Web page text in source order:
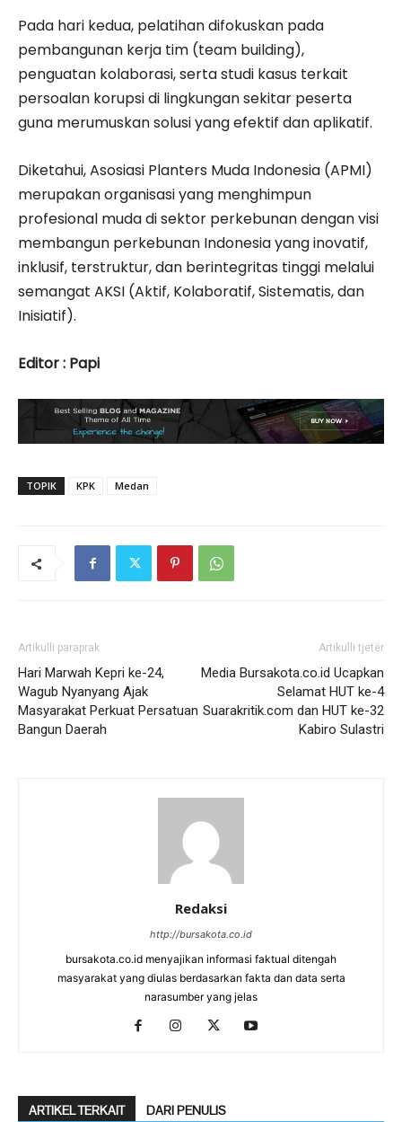
Pada hari kedua, pelatihan difokuskan pada
pembangunan kerja tim (team building),
penguatan kolaborasi, serta studi kasus terkait
persoalan korupsi di lingkungan sekitar peserta
guna merumuskan solusi yang efektif dan aplikatif.
Diketahui, Asosiasi Planters Muda Indonesia (APMI)
merupakan organisasi yang menghimpun
profesional muda di sektor perkebunan dengan visi
membangun perkebunan Indonesia yang inovatif,
inklusif, terstruktur, dan berintegritas tinggi melalui
semangat AKSI (Aktif, Kolaboratif, Sistematis, dan
Inisiatif).
Editor : Papi
TOPIK KPK Medan
Artikulli paraprak
Hari Marwah Kepri ke-24,
Wagub Nyanyang Ajak
Masyarakat Perkuat Persatuan
Bangun Daerah
Artikulli tjetër
Media Bursakota.co.id Ucapkan
Selamat HUT ke-4
Suarakritik.com dan HUT ke-32
Kabiro Sulastri
Redaksi
http://bursakota.co.id
bursakota.co.id menyajikan informasi faktual ditengah
masyarakat yang diulas berdasarkan fakta dan data serta
narasumber yang jelas
ARTIKEL TERKAIT DARI PENULIS